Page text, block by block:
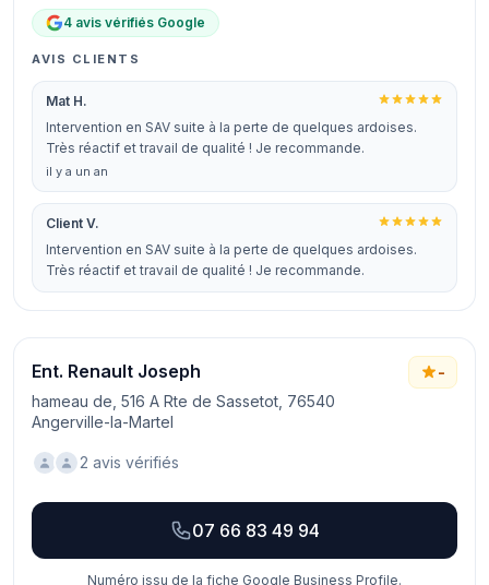
4 avis vérifiés Google
AVIS CLIENTS
Mat H.
Intervention en SAV suite à la perte de quelques ardoises.
Très réactif et travail de qualité ! Je recommande.
il y a un an
Client V.
Intervention en SAV suite à la perte de quelques ardoises.
Très réactif et travail de qualité ! Je recommande.
Ent. Renault Joseph
hameau de, 516 A Rte de Sassetot, 76540
Angerville-la-Martel
-
2 avis vérifiés
07 66 83 49 94
Numéro issu de la fiche Google Business Profile.